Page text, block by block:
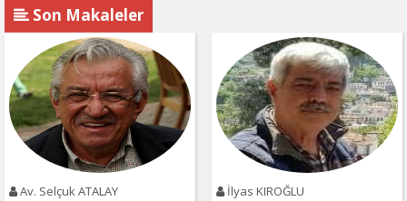
Son Makaleler
Av. Selçuk ATALAY İlyas KIROĞLU